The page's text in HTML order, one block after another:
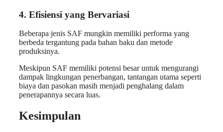
4. Efisiensi yang Bervariasi
Beberapa jenis SAF mungkin memiliki performa yang
berbeda tergantung pada bahan baku dan metode
produksinya.
Meskipun SAF memiliki potensi besar untuk mengurangi
dampak lingkungan penerbangan, tantangan utama seperti
biaya dan pasokan masih menjadi penghalang dalam
penerapannya secara luas.
Kesimpulan